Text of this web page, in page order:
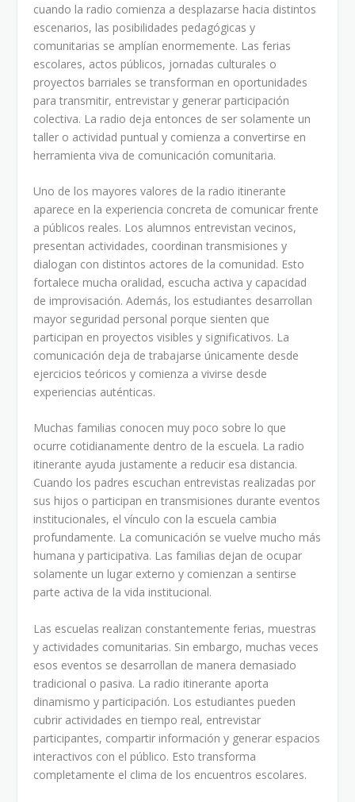
cuando la radio comienza a desplazarse hacia distintos
escenarios, las posibilidades pedagógicas y
comunitarias se amplían enormemente. Las ferias
escolares, actos públicos, jornadas culturales o
proyectos barriales se transforman en oportunidades
para transmitir, entrevistar y generar participación
colectiva. La radio deja entonces de ser solamente un
taller o actividad puntual y comienza a convertirse en
herramienta viva de comunicación comunitaria.
Uno de los mayores valores de la radio itinerante
aparece en la experiencia concreta de comunicar frente
a públicos reales. Los alumnos entrevistan vecinos,
presentan actividades, coordinan transmisiones y
dialogan con distintos actores de la comunidad. Esto
fortalece mucha oralidad, escucha activa y capacidad
de improvisación. Además, los estudiantes desarrollan
mayor seguridad personal porque sienten que
participan en proyectos visibles y significativos. La
comunicación deja de trabajarse únicamente desde
ejercicios teóricos y comienza a vivirse desde
experiencias auténticas.
Muchas familias conocen muy poco sobre lo que
ocurre cotidianamente dentro de la escuela. La radio
itinerante ayuda justamente a reducir esa distancia.
Cuando los padres escuchan entrevistas realizadas por
sus hijos o participan en transmisiones durante eventos
institucionales, el vínculo con la escuela cambia
profundamente. La comunicación se vuelve mucho más
humana y participativa. Las familias dejan de ocupar
solamente un lugar externo y comienzan a sentirse
parte activa de la vida institucional.
Las escuelas realizan constantemente ferias, muestras
y actividades comunitarias. Sin embargo, muchas veces
esos eventos se desarrollan de manera demasiado
tradicional o pasiva. La radio itinerante aporta
dinamismo y participación. Los estudiantes pueden
cubrir actividades en tiempo real, entrevistar
participantes, compartir información y generar espacios
interactivos con el público. Esto transforma
completamente el clima de los encuentros escolares.